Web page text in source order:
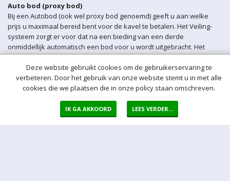
Auto bod (proxy bod)
Bij een Autobod (ook wel proxy bod genoemd) geeft u aan welke
prijs u maximaal bereid bent voor de kavel te betalen. Het Veiling-
systeem zorgt er voor dat na een bieding van een derde
onmiddellijk automatisch een bod voor u wordt uitgebracht. Het
Veiling-systeem biedt automatisch voor u door tot uw maximum bod
is bereikt.
Sluitingsmoment kavel
Indien er op een bepaald moment een bieding op een kavel wordt
ontvangen binnen 5 min voor sluiting van de veiling, wordt het
sluitingsmoment van de betreffende kavel automatisch verlengd
Deze website gebruikt cookies om de gebruikerservaring te
verbeteren. Door het gebruik van onze website stemt u in met alle
cookies die we plaatsen die in onze policy staan omschreven.
IK GA AKKOORD LEES VERDER...